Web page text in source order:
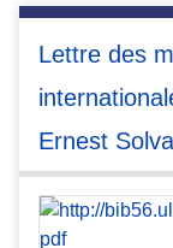
Lettre des
Ernest